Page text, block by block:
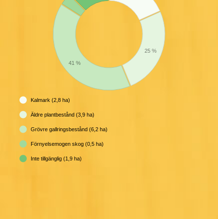
25 %
41 %
Kalmark (2,8 ha)
Äldre plantbestånd (3,9 ha)
Grövre gallringsbestånd (6,2 ha)
Förnyelsemogen skog (0,5 ha)
Inte tillgänglig (1,9 ha)